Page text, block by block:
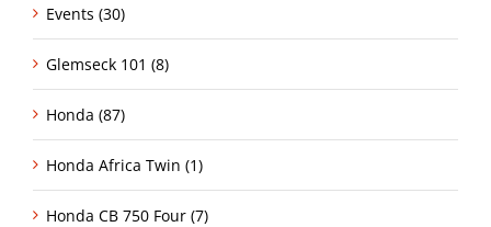
Events (30)
Glemseck 101 (8)
Honda (87)
Honda Africa Twin (1)
Honda CB 750 Four (7)